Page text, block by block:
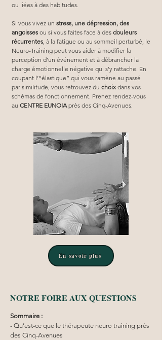
ou liées à des habitudes.
Si vous vivez un stress, une dépression, des
angoisses ou si vous faites face à des douleurs
récurrentes , à la fatigue ou au sommeil perturbé, le
Neuro-Training peut vous aider à modifier la
perception d’un événement et à débrancher la
charge émotionnelle négative qui s’y rattache. En
coupant l’“élastique” qui vous ramène au passé
par similitude, vous retrouvez du choix dans vos
schémas de fonctionnement. Prenez rendez-vous
au CENTRE EUNOIA près des Cinq-Avenues.
En savoir plus
NOTRE FOIRE AUX QUESTIONS
Sommaire :
- Qu’est-ce que le thérapeute neuro training près
des Cinq-Avenues